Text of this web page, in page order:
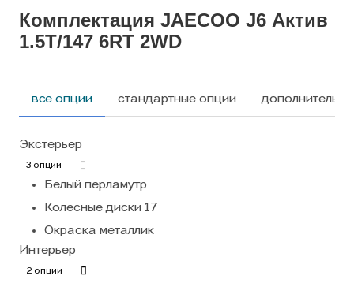
Комплектация JAECOO J6 Актив
1.5T/147 6RT 2WD
все опции стандартные опции
Экстерьер
3 опции
Белый перламутр
Колесные диски 17
Окраска металлик
Интерьер
2 опции